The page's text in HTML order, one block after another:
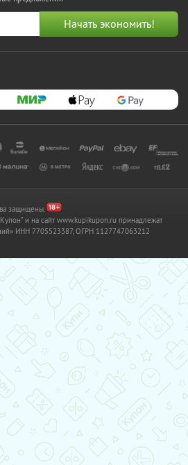
защищены.
и на сайт www.kupikupon.ru принадлежат
ИНН 7705523387, ОГРН 1127747063212